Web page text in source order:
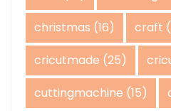
christmas (16) craft
cricutmade (25)
cuttingmachine (15)